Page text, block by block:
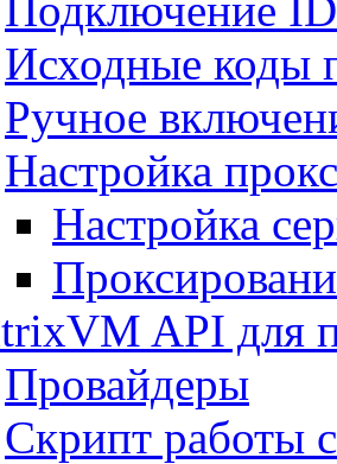
Исходные коды
Ручное
Настройка
Настройка
API для
Провайдеры
Скрипт работы